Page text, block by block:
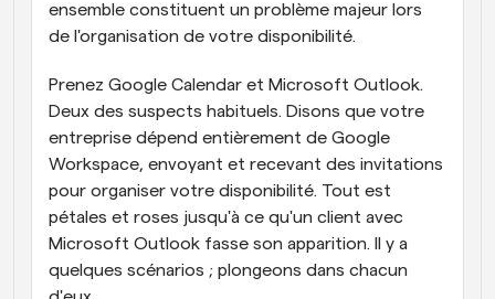
ensemble constituent un problème majeur lors
de l'organisation de votre disponibilité.
Prenez Google Calendar et Microsoft Outlook.
Deux des suspects habituels. Disons que votre
entreprise dépend entièrement de Google
Workspace, envoyant et recevant des invitations
pour organiser votre disponibilité. Tout est
pétales et roses jusqu'à ce qu'un client avec
Microsoft Outlook fasse son apparition. Il y a
quelques scénarios ; plongeons dans chacun